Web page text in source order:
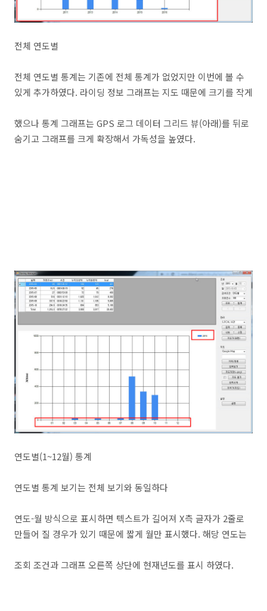
전체 연도별
전체 연도별 통계는 기존에 전체 통계가 없었지만 이번에 볼 수
있게 추가하였다. 라이딩 정보 그래프는 지도 때문에 크기를 작게
했으나 통계 그래프는 GPS 로그 데이터 그리드 뷰(아래)를 뒤로
숨기고 그래프를 크게 확장해서 가독성을 높였다.
연도별(1~12월) 통계
연도별 통계 보기는 전체 보기와 동일하다
연도-월 방식으로 표시하면 텍스트가 길어져 X측 글자가 2줄로
만들어 질 경우가 있기 때문에 짧게 월만 표시했다. 해당 연도는
조회 조건과 그래프 오른쪽 상단에 현재년도를 표시 하였다.